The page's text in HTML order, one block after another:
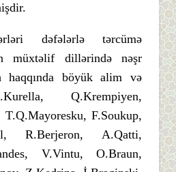
dəfələrlə tərcümə
müxtəlif dillərində nəşr
haqqında böyük alim və
Q.Krempiyen,
F.Soukup,
R.Berjeron, A.Qatti,
V.Vintu, O.Braun,